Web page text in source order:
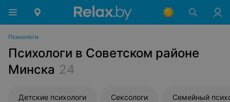
Психологи
Психологи в Советском районе
Минска 24
Детские психологи Сексологи Семейный